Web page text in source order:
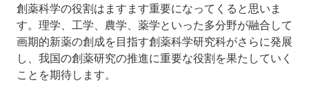
創薬科学の役割はますます重要になってくると思いま
す。理学、工学、農学、薬学といった多分野が融合して
画期的新薬の創成を目指す創薬科学研究科がさらに発展
し、我国の創薬研究の推進に重要な役割を果たしていく
ことを期待します。